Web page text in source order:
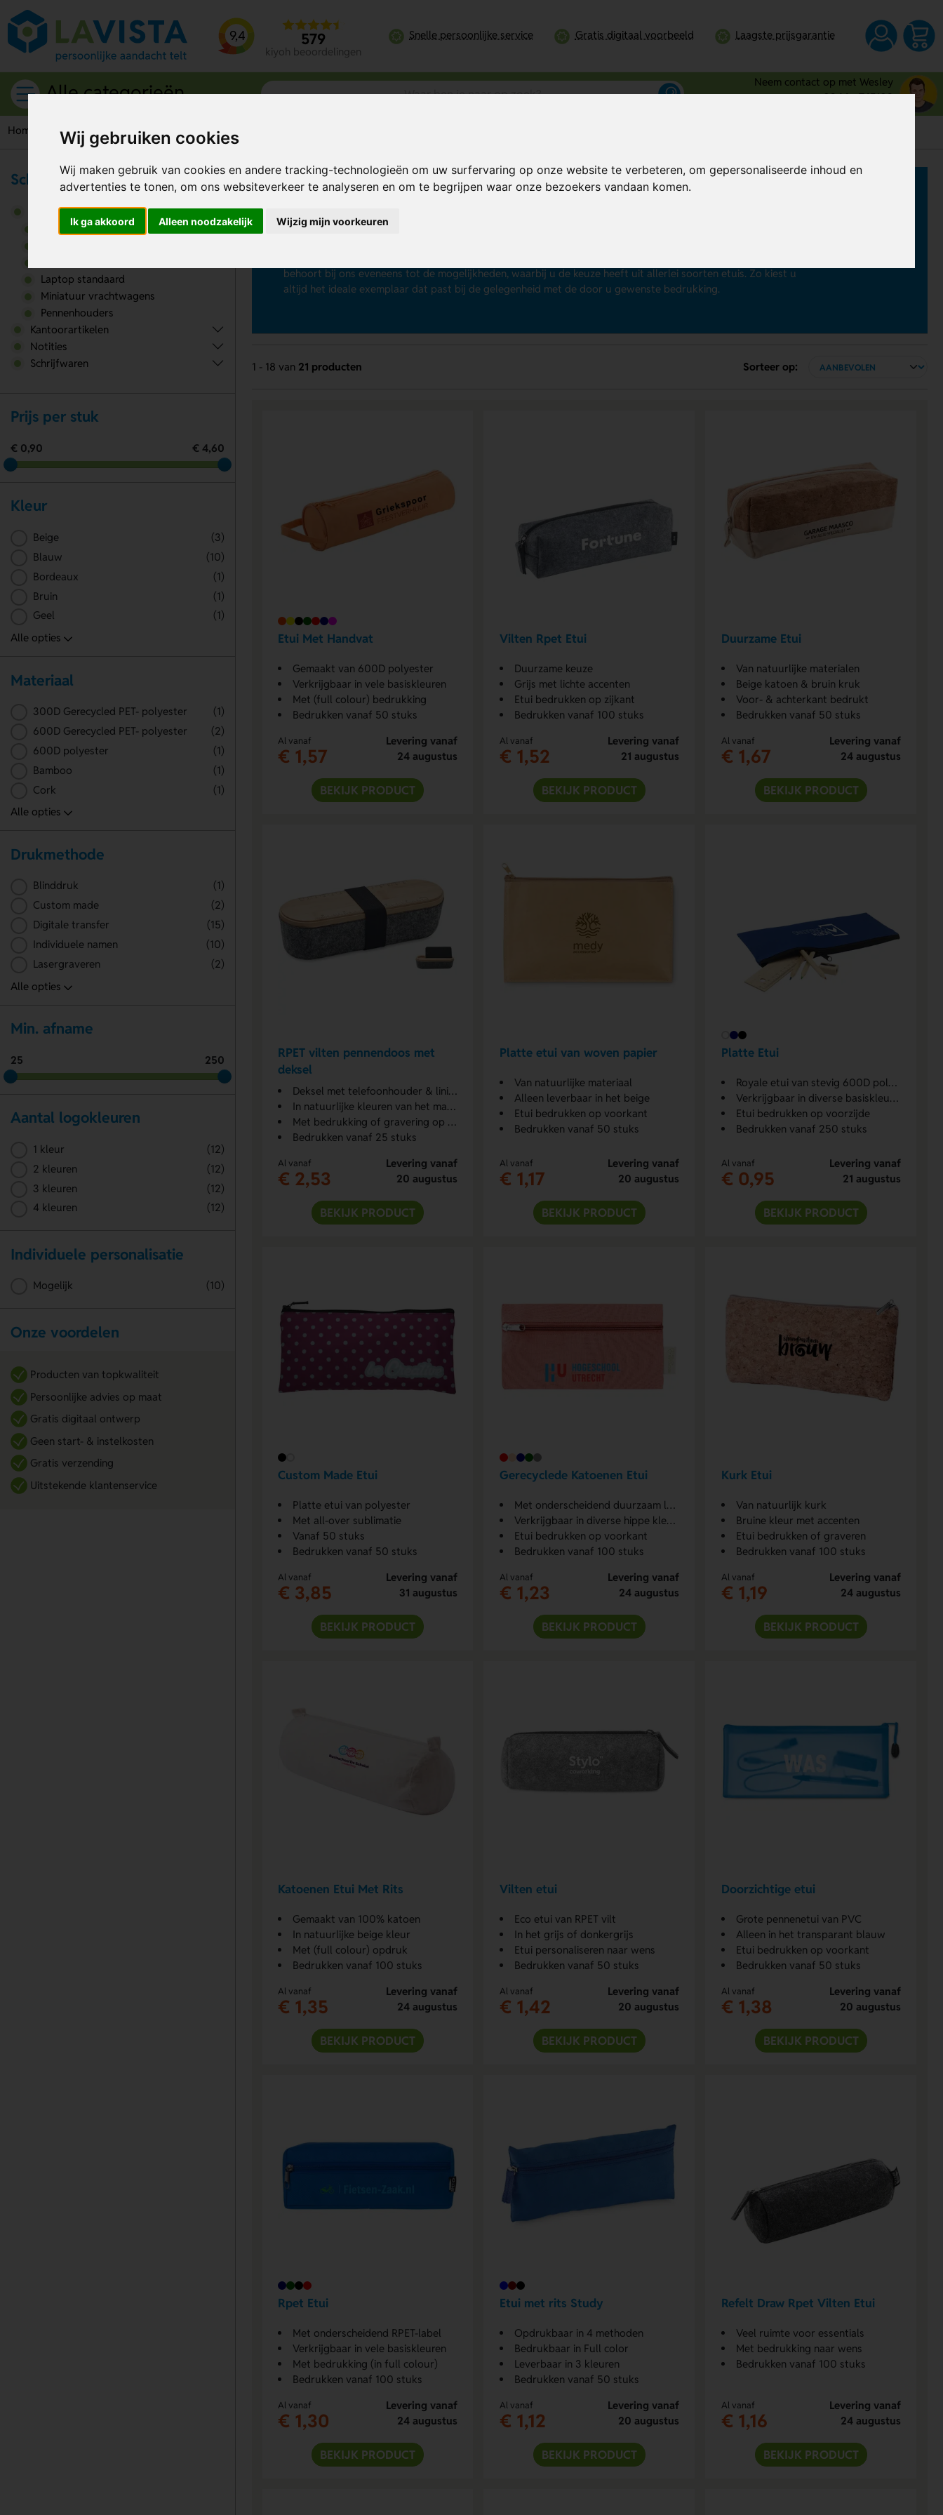
Wij gebruiken cookies
Wij maken gebruik van cookies en andere tracking-technologieën om uw surfervaring op onze website te verbeteren, om gepersonaliseerde inhoud en
advertenties te tonen, om ons websiteverkeer te analyseren en om te begrijpen waar onze bezoekers vandaan komen.
Ik ga akkoord Alleen noodzakelijk Wijzig mijn voorkeuren
9,4 579
kiyoh beoordelingen
Snelle persoonlijke service Gratis digitaal voorbeeld Laagste prijsgarantie
Alle categorieën
Neem contact op met Wesley
0344 - 745109
Home Bureau accessoires
Etui bedrukken
Pennen, vilstiften, potloden en een puntenslijper. Deze gebruiksvoorwerpen zijn gemakkelijk bij elkaar te
behoort bij ons eveneens tot de mogelijkheden, waarbij u de keuze heeft uit allerlei soorten etuis. Zo kiest u
altijd het ideale exemplaar dat past bij de gelegenheid met de door u gewenste bedrukking.
1 - 18 van 21 producten Sorteer op:
Etui Met Handvat
Gemaakt van 600D polyester
Verkrijgbaar in vele basiskleuren
Met (full colour) bedrukking
Bedrukken vanaf 50 stuks
Al vanaf
€ 1,57
Levering vanaf
24 augustus
BEKIJK PRODUCT
Vilten Rpet Etui
Duurzame keuze
Grijs met lichte accenten
Etui bedrukken op zijkant
Bedrukken vanaf 100 stuks
Al vanaf
€ 1,52
Levering vanaf
21 augustus
BEKIJK PRODUCT
Duurzame Etui
Van natuurlijke materialen
Beige katoen & bruin kruk
Voor- & achterkant bedrukt
Bedrukken vanaf 50 stuks
Al vanaf
€ 1,67
Levering vanaf
24 augustus
BEKIJK PRODUCT
RPET vilten pennendoos met
deksel
Deksel met telefoonhouder & liniaal
In natuurlijke kleuren van het materiaal
Met bedrukking of gravering op deksel
Bedrukken vanaf 25 stuks
Al vanaf
€ 2,53
Levering vanaf
20 augustus
BEKIJK PRODUCT
Platte etui van woven papier
Van natuurlijke materiaal
Alleen leverbaar in het beige
Etui bedrukken op voorkant
Bedrukken vanaf 50 stuks
Al vanaf
€ 1,17
Levering vanaf
20 augustus
BEKIJK PRODUCT
Platte Etui
Royale etui van stevig 600D polyester
Verkrijgbaar in diverse basiskleuren
Etui bedrukken op voorzijde
Bedrukken vanaf 250 stuks
Al vanaf
€ 0,95
Levering vanaf
21 augustus
BEKIJK PRODUCT
Custom Made Etui
Platte etui van polyester
Met all-over sublimatie
Vanaf 50 stuks
Bedrukken vanaf 50 stuks
Al vanaf
€ 3,85
Levering vanaf
31 augustus
BEKIJK PRODUCT
Gerecyclede Katoenen Etui
Met onderscheidend duurzaam label
Verkrijgbaar in diverse hippe kleuren
Etui bedrukken op voorkant
Bedrukken vanaf 100 stuks
Al vanaf
€ 1,23
Levering vanaf
24 augustus
BEKIJK PRODUCT
Kurk Etui
Van natuurlijk kurk
Bruine kleur met accenten
Etui bedrukken of graveren
Bedrukken vanaf 100 stuks
Al vanaf
€ 1,19
Levering vanaf
24 augustus
BEKIJK PRODUCT
Katoenen Etui Met Rits
Gemaakt van 100% katoen
In natuurlijke beige kleur
Met (full colour) opdruk
Bedrukken vanaf 100 stuks
Al vanaf
€ 1,35
Levering vanaf
24 augustus
BEKIJK PRODUCT
Vilten etui
Eco etui van RPET vilt
In het grijs of donkergrijs
Etui personaliseren naar wens
Bedrukken vanaf 50 stuks
Al vanaf
€ 1,42
Levering vanaf
20 augustus
BEKIJK PRODUCT
Doorzichtige etui
Grote pennenetui van PVC
Alleen in het transparant blauw
Etui bedrukken op voorkant
Bedrukken vanaf 50 stuks
Al vanaf
€ 1,38
Levering vanaf
20 augustus
BEKIJK PRODUCT
Rpet Etui
Met onderscheidend RPET-label
Verkrijgbaar in vele basiskleuren
Met bedrukking (in full colour)
Bedrukken vanaf 100 stuks
Al vanaf
€ 1,30
Levering vanaf
24 augustus
BEKIJK PRODUCT
Etui met rits Study
Opdrukbaar in 4 methoden
Bedrukbaar in Full color
Leverbaar in 3 kleuren
Bedrukken vanaf 50 stuks
Al vanaf
€ 1,12
Levering vanaf
20 augustus
BEKIJK PRODUCT
Refelt Draw Rpet Vilten Etui
Veel ruimte voor essentials
Met bedrukking naar wens
Bedrukken vanaf 100 stuks
Al vanaf
€ 1,16
Levering vanaf
24 augustus
BEKIJK PRODUCT
Schrijfwaren & Kantoor
Bureau accessoires
Bureau onderlegger
Laptop standaard
Miniatuur vrachtwagens
Pennenhouders
Kantoorartikelen
Notities
Schrijfwaren
Prijs per stuk
€ 0,90 € 4,60
Kleur
Beige
(3)
Blauw
(10)
Bordeaux
(1)
Bruin
(1)
Geel
(1)
Materiaal
300D Gerecycled PET- polyester
(1)
600D Gerecycled PET- polyester
(2)
600D polyester
(1)
Bamboo
(1)
Cork
(1)
Drukmethode
Blinddruk
(1)
Custom made
(2)
Digitale transfer
(15)
Individuele namen
(10)
Lasergraveren
(2)
Min. afname
25 250
Aantal logokleuren
1 kleur
(12)
2 kleuren
(12)
3 kleuren
(12)
4 kleuren
(12)
Individuele personalisatie
Mogelijk (10)
Onze voordelen
Producten van topkwaliteit
Persoonlijke advies op maat
Gratis digitaal ontwerp
Geen start- & instelkosten
Gratis verzending
Uitstekende klantenservice